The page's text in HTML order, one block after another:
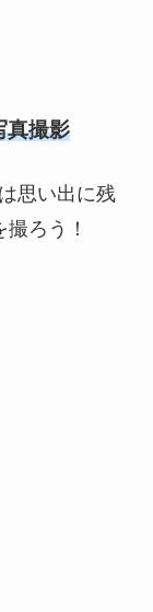
真撮影
思い出に残
ろう！